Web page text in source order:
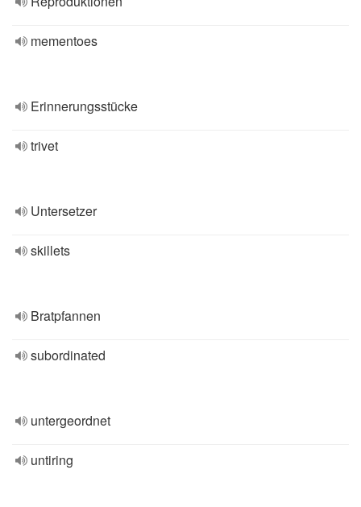
mementoes
Erinnerungsstücke
trivet
Untersetzer
skillets
Bratpfannen
subordinated
untergeordnet
untiring